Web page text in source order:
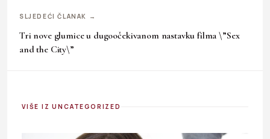
SLJEDEĆI ČLANAK →
Tri nove glumice u dugoočekivanom nastavku filma \”Sex
and the City\”
VIŠE IZ UNCATEGORIZED